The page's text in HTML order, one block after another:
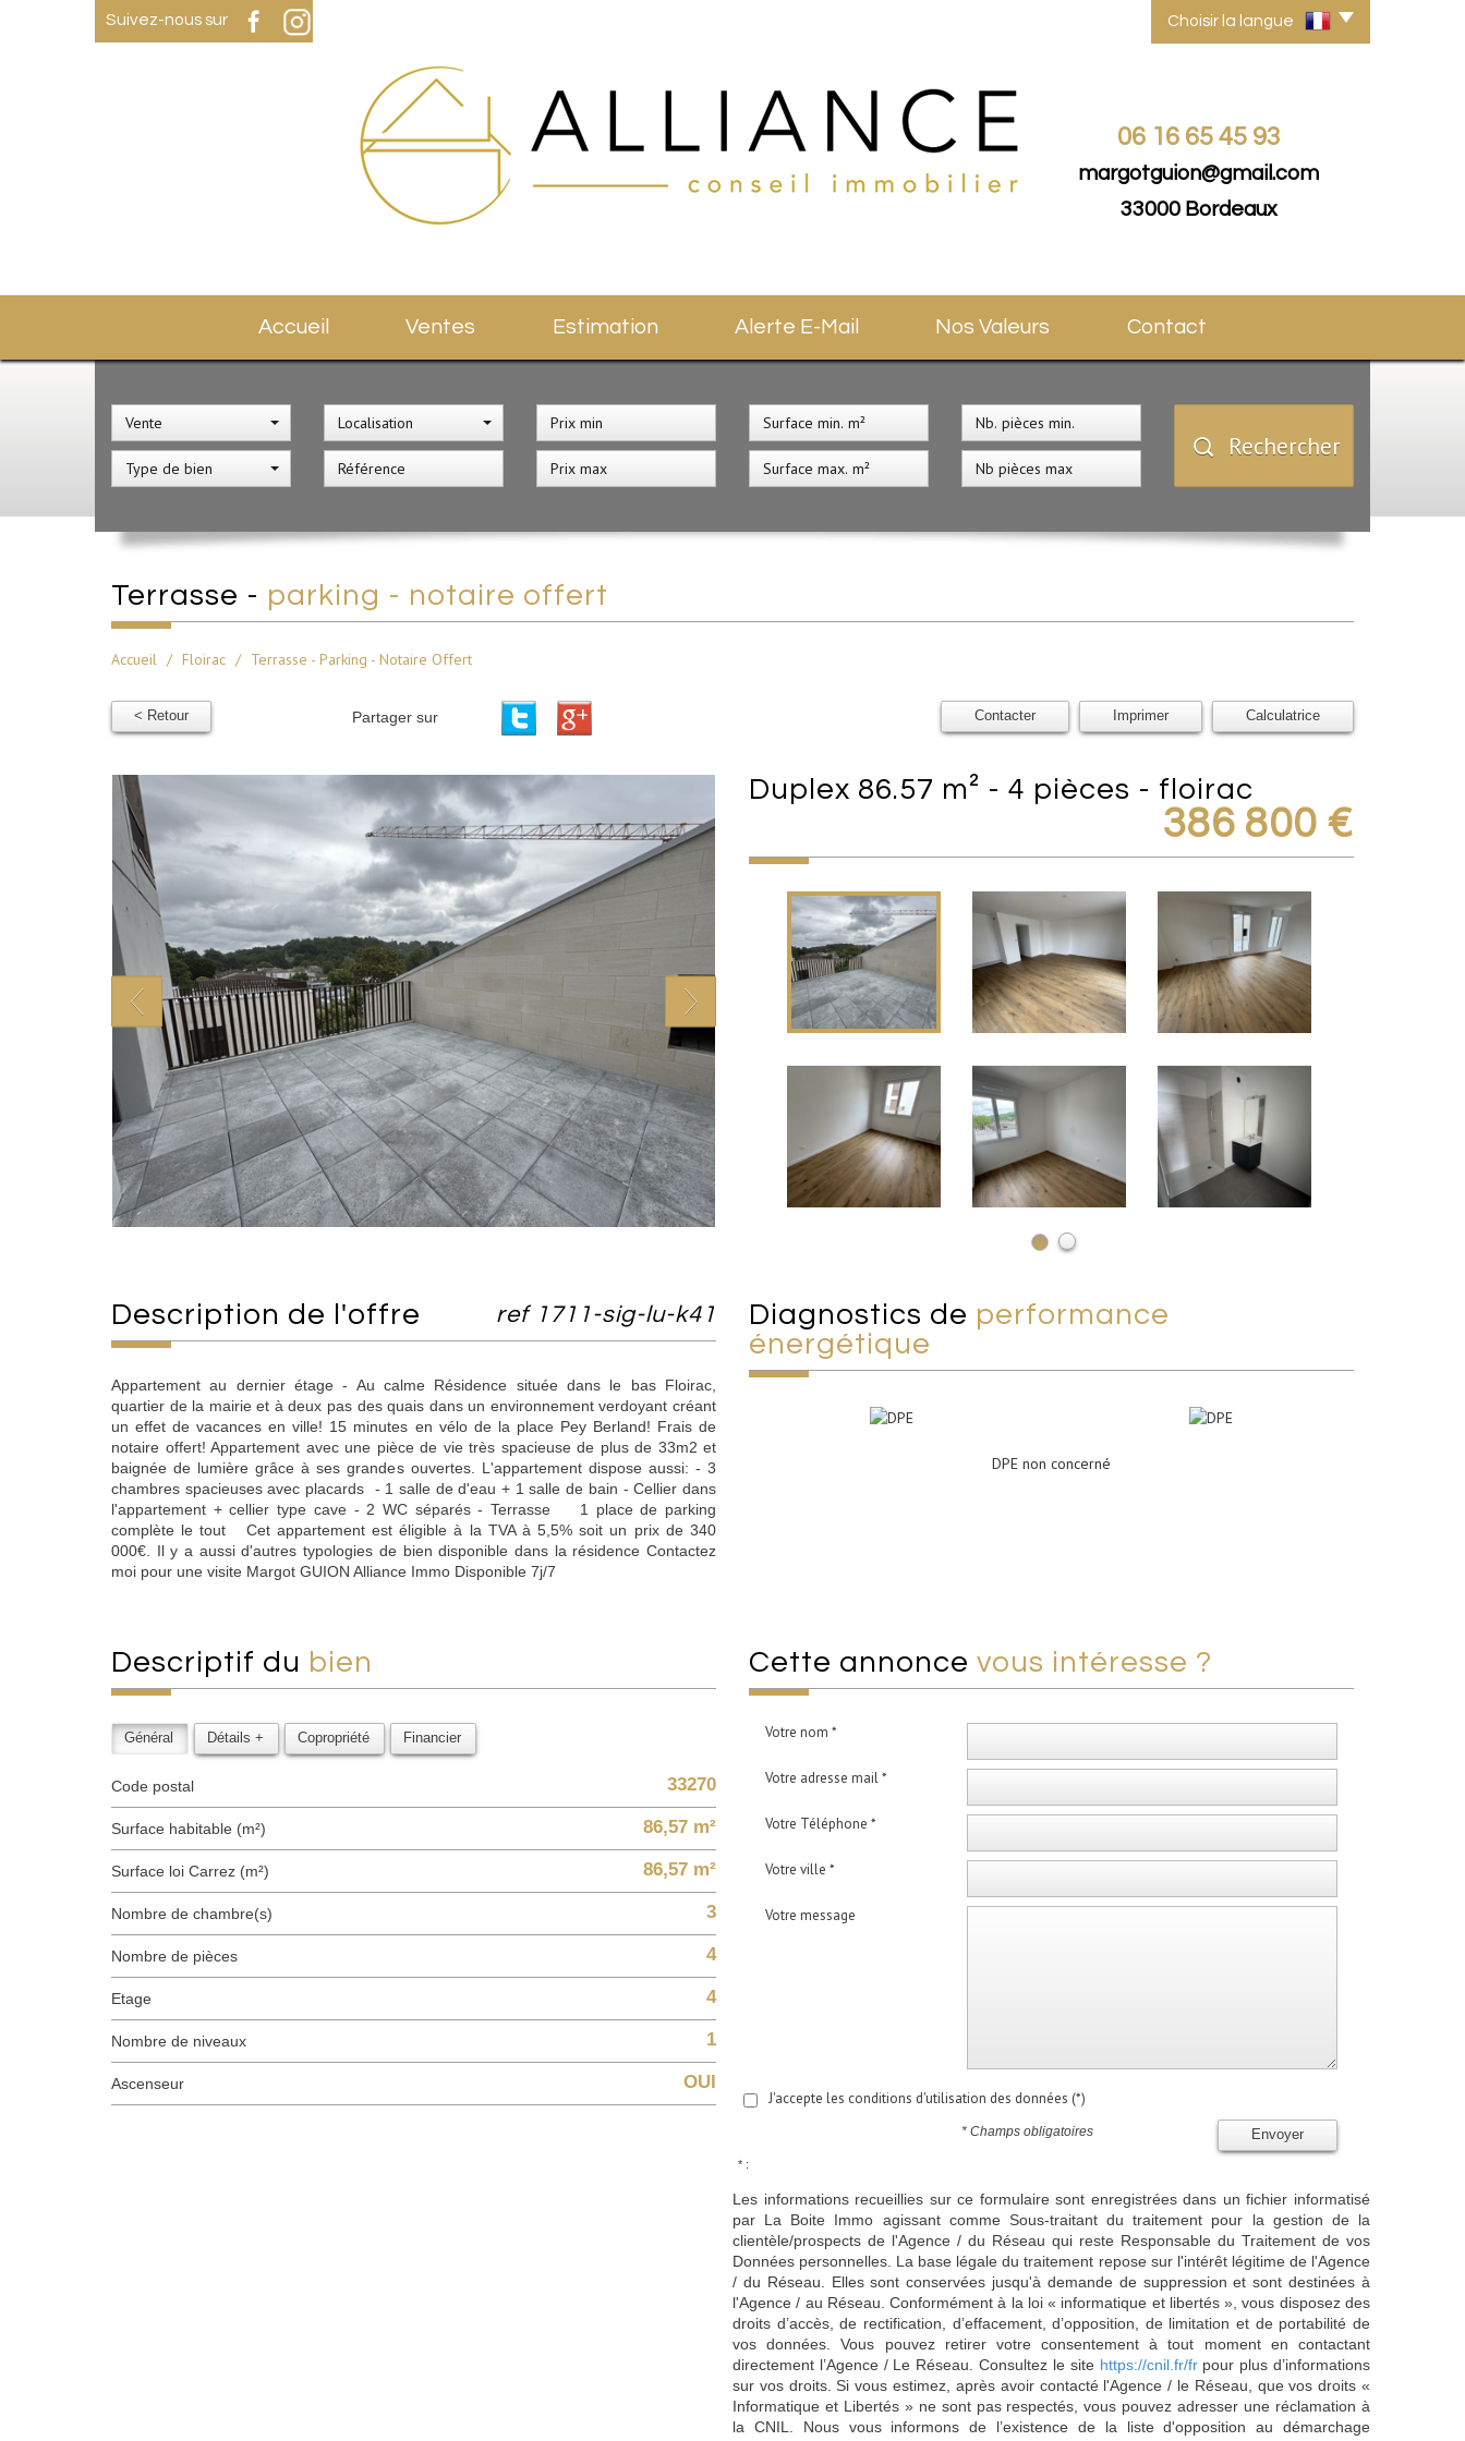
Suivez-nous sur Choisir la langue
06 16 65 45 93
margotguion@gmail.com
33000 Bordeaux
Accueil Ventes Estimation Alerte E-Mail Nos Valeurs Contact
Vente
Type de bien
Localisation
Rechercher
terrasse - parking - notaire offert
Accueil Floirac Terrasse - Parking - Notaire Offert
< Retour Partager sur Contacter Imprimer Calculatrice
duplex 86.57 m² - 4 pièces - floirac
386 800 €
description de l'offre ref 1711-sig-lu-k41
Appartement au dernier étage - Au calme Résidence située dans le bas Floirac,
quartier de la mairie et à deux pas des quais dans un environnement verdoyant créant
un effet de vacances en ville! 15 minutes en vélo de la place Pey Berland! Frais de
notaire offert! Appartement avec une pièce de vie très spacieuse de plus de 33m2 et
baignée de lumière grâce à ses grandes ouvertes. L'appartement dispose aussi: - 3
chambres spacieuses avec placards - 1 salle de d'eau + 1 salle de bain - Cellier dans
l'appartement + cellier type cave - 2 WC séparés - Terrasse 1 place de parking
complète le tout Cet appartement est éligible à la TVA à 5,5% soit un prix de 340
000€. Il y a aussi d'autres typologies de bien disponible dans la résidence Contactez
moi pour une visite Margot GUION Alliance Immo Disponible 7j/7
diagnostics de performance
énergétique
DPE non concerné
descriptif du bien
Général Détails + Copropriété Financier
Code postal 33270
Surface habitable (m²) 86,57 m²
Surface loi Carrez (m²) 86,57 m²
Nombre de chambre(s) 3
Nombre de pièces 4
Etage 4
Nombre de niveaux 1
Ascenseur OUI
cette annonce vous intéresse ?
Votre nom *
Votre adresse mail *
Votre Téléphone *
Votre ville *
Votre message
J'accepte les conditions d'utilisation des données (*)
Envoyer
* Champs obligatoires
* :
Les informations recueillies sur ce formulaire sont enregistrées dans un fichier informatisé
par La Boite Immo agissant comme Sous-traitant du traitement pour la gestion de la
clientèle/prospects de l'Agence / du Réseau qui reste Responsable du Traitement de vos
Données personnelles. La base légale du traitement repose sur l'intérêt légitime de l'Agence
/ du Réseau. Elles sont conservées jusqu'à demande de suppression et sont destinées à
l'Agence / au Réseau. Conformément à la loi « informatique et libertés », vous disposez des
droits d’accès, de rectification, d’effacement, d’opposition, de limitation et de portabilité de
vos données. Vous pouvez retirer votre consentement à tout moment en contactant
directement l’Agence / Le Réseau. Consultez le site https://cnil.fr/frpour plus d’informations
sur vos droits. Si vous estimez, après avoir contacté l'Agence / le Réseau, que vos droits «
Informatique et Libertés » ne sont pas respectés, vous pouvez adresser une réclamation à
la CNIL. Nous vous informons de l’existence de la liste d'opposition au démarchage